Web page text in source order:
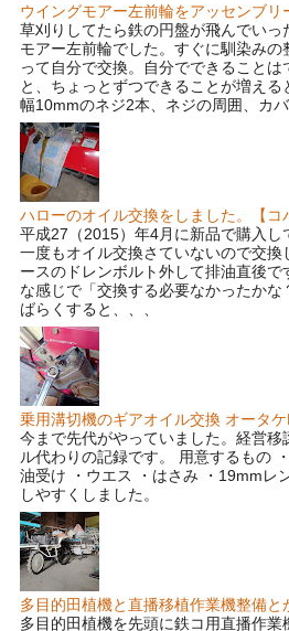
ウイングモアー左前輪をアッセンブ
草刈りしてたら鉄の円盤が飛んでい
モアー左前輪でした。すぐに馴染み
って自分で交換。自分でできること
と、ちょっとずつできることが増え
幅10mmのネジ2本、ネジの周囲、カバ
ハローのオイル交換をしました。【コ
平成27（2015）年4月に新品で購入
一度もオイル交換さていないので交
ースのドレンボルト外して排油直後
な感じで「交換する必要なかったか
ばらくすると、、、
乗用溝切機のギアオイル交換 オータ
今まで先代がやっていました。経営
ル代わりの記録です。 用意するもの
油受け ・ウエス ・はさみ ・19mmレ
しやすくしました。
多目的田植機と直播移植作業機整備
多目的田植機を先頭に鉄コ用直播作